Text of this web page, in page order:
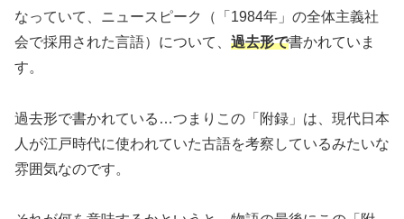
なっていて、ニュースピーク（「1984年」の全体主義社
会で採用された言語）について、 過去形で書かれていま
す。
過去形で書かれている…つまりこの「附録」は、現代日本
人が江戸時代に使われていた古語を考察しているみたいな
雰囲気なのです。